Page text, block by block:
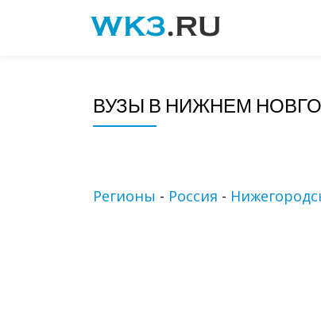
ВУЗЫ В НИЖНЕМ
Регионы - Россия -